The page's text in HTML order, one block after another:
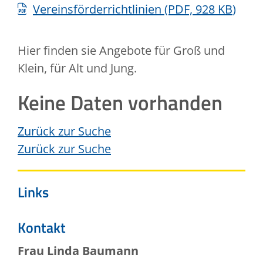
Vereinsförderrichtlinien (PDF, 928 KB)
Hier finden sie Angebote für Groß und
Klein, für Alt und Jung.
Keine Daten vorhanden
Zurück zur Suche
Zurück zur Suche
Links
Kontakt
Frau Linda Baumann